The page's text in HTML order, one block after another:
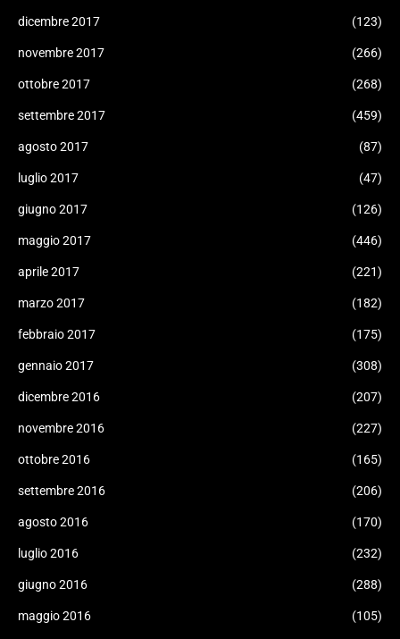
dicembre 2017 (123)
novembre 2017 (266)
ottobre 2017 (268)
settembre 2017 (459)
agosto 2017 (87)
luglio 2017 (47)
giugno 2017 (126)
maggio 2017 (446)
aprile 2017 (221)
marzo 2017 (182)
febbraio 2017 (175)
gennaio 2017 (308)
dicembre 2016 (207)
novembre 2016 (227)
ottobre 2016 (165)
settembre 2016 (206)
agosto 2016 (170)
luglio 2016 (232)
giugno 2016 (288)
maggio 2016 (105)